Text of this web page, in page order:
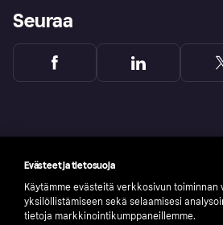
Seuraa
Evästeet ja tietosuoja
Käytämme evästeitä verkkosivun toiminnan
yksilöllistämiseen sekä selaamisesi
tietoja markkinointikumppaneillemme.